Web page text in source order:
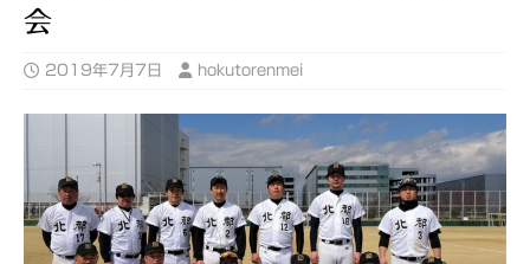
会
2019年7月7日 hokutorenmei